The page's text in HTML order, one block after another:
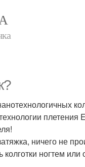
ничего не
ногтем